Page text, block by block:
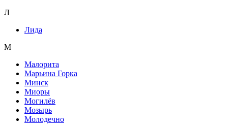
Л
Лида
М
Малорита
Марьина Горка
Минск
Миоры
Могилёв
Мозырь
Молодечно